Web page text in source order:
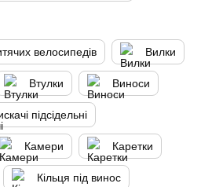
велосипедів Вилки
Втулки Виноси
підсідельні
Камери Каретки
Кільця під винос